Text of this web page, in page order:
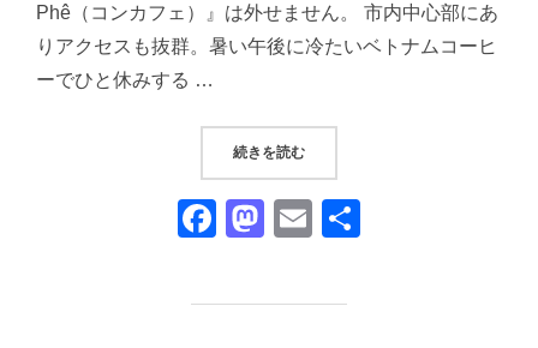
Phê（コンカフェ）』は外せません。 市内中心部にあ
りアクセスも抜群。暑い午後に冷たいベトナムコーヒ
ーでひと休みする …
続きを読む“ニャチャンのレトロカフェ『
F
c
M
st
E
ail